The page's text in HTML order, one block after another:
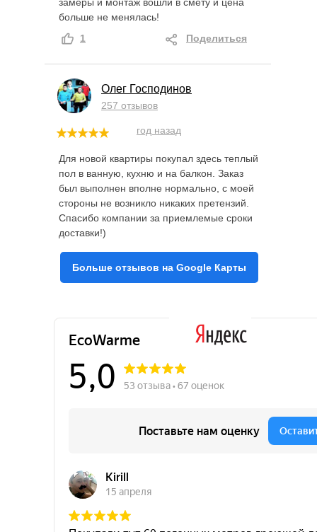
замеры и монтаж вошли в смету и цена
больше не менялась!
1
Поделиться
Олег Господинов
257 отзывов
год назад
Для новой квартиры покупал здесь теплый
пол в ванную, кухню и на балкон. Заказ
был выполнен вполне нормально, с моей
стороны не возникло никаких претензий.
Спасибо компании за приемлемые сроки
доставки!)
Больше отзывов на Google Карты